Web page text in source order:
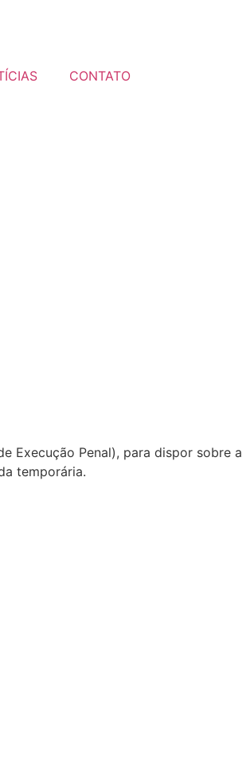
CONTATO
Execução Penal), para dispor sobre a
temporária.